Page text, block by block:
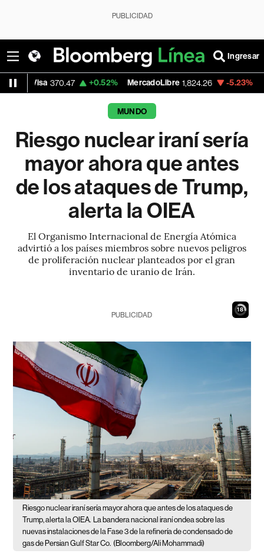
PUBLICIDAD
Ingresar
+0.52% MercadoLibre 1,824.26 -5.23% Banco de
MUNDO
Riesgo nuclear iraní sería
mayor ahora que antes
de los ataques de Trump,
alerta la OIEA
El Organismo Internacional de Energía Atómica
advirtió a los países miembros sobre nuevos peligros
de proliferación nuclear planteados por el gran
inventario de uranio de Irán.
17
PUBLICIDAD
Riesgo nuclear iraní sería mayor ahora que antes de los ataques de
Trump, alerta la OIEA. La bandera nacional iraní ondea sobre las
nuevas instalaciones de la Fase 3 de la refinería de condensado de
gas de Persian Gulf Star Co. (Bloomberg/Ali Mohammadi)